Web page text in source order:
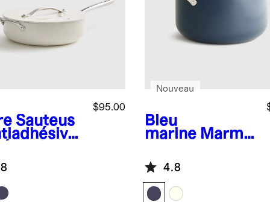
Sauteus
couvercle
$95.00
Bleu
marine Marmit
céramique
antiadhésive :
6 qt
Nouveau
4.8